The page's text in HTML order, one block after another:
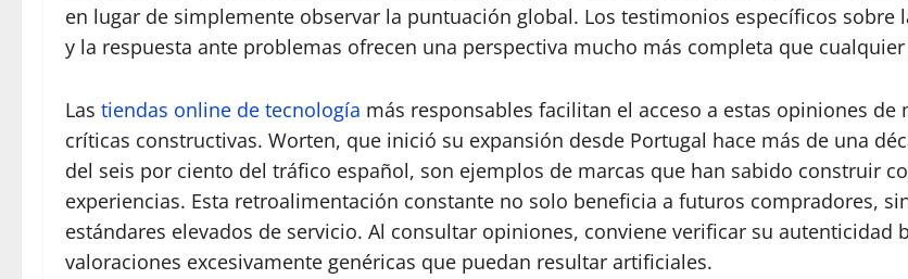
en lugar de simplemente observar la puntuación global. Los testimonios específicos
y la respuesta ante problemas ofrecen una perspectiva mucho más completa que
Las tiendas online de tecnología más responsables facilitan el acceso a estas opiniones
críticas constructivas. Worten, que inició su expansión desde Portugal hace más de una
del seis por ciento del tráfico español, son ejemplos de marcas que han sabido construir
experiencias. Esta retroalimentación constante no solo beneficia a futuros compradores,
estándares elevados de servicio. Al consultar opiniones, conviene verificar su autenticidad
valoraciones excesivamente genéricas que puedan resultar artificiales.